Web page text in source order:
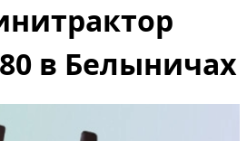
в Белыничах